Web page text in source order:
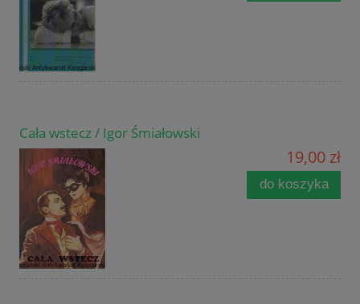
Cała wstecz / Igor Śmiałowski
19,00 zł
do koszyka